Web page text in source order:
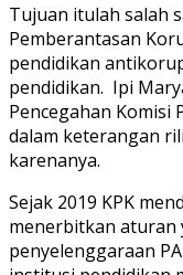
Tujuan itulah salah
Pemberantasan
pendidikan
pendidikan. Ipi
Pencegahan Komisi
dalam keterangan
karenanya.
Sejak 2019 KPK
menerbitkan aturan
penyelenggaraan